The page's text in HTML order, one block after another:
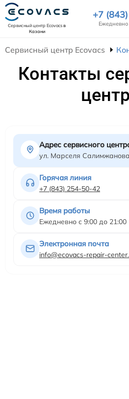
Сервисный центр Ecovacsв
Казани
+7
Сервисный центр Ecovacs
Контакты
Адрес сервисного
ул. Марселя
Горячая линия
+7 (843) 254-50-42
Время работы
Ежедневно с 9:00 до 21:00
Электронная почта
info@ecovacs-repair-